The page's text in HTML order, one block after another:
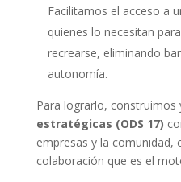
Facilitamos el acceso a
quienes lo necesitan
recrearse, eliminando
autonomía.
Para lograrlo, construimos
estratégicas (ODS 17)
empresas y la comunidad,
colaboración que es el